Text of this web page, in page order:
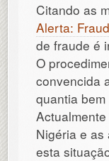
Citando as
Alerta:
de fraude é
O
convencida
quantia
Nigéria e
esta